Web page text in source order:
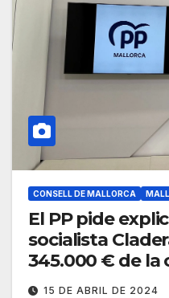
CONSELL DE MALLORCA
El PP pide
socialista
345.000 € de la
hipódromo
15 DE ABRIL DE 2024